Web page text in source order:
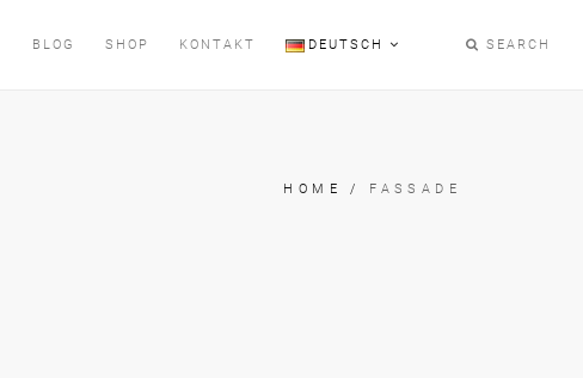
BLOG SHOP KONTAKT DEUTSCH SEARCH
HOME / FASSADE